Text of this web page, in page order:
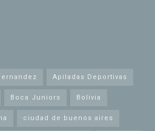
Apiladas Deportivas
Boca Juniors Bolivia
ciudad de buenos aires